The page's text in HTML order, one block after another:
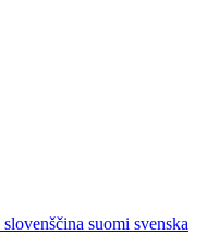
slovenščina suomi svenska